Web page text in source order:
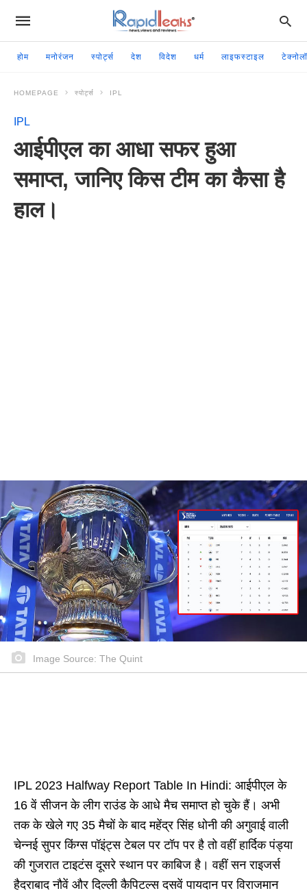
होम मनोरंजन स्पोर्ट्स देश विदेश धर्म लाइफस्टाइल
HOMEPAGE स्पोर्ट्स IPL
IPL
आईपीएल का आधा सफर हुआ
समाप्त, जानिए किस टीम का कैसा है
हाल।
Image Source: The Quint
IPL 2023 Halfway Report Table In Hindi: आईपीएल के
16 वें सीजन के लीग राउंड के आधे मैच समाप्त हो चुके हैं। अभी
तक के खेले गए 35 मैचों के बाद महेंद्र सिंह धोनी की अगुवाई वाली
चेन्नई सुपर किंग्स पॉइंट्स टेबल पर टॉप पर है तो वहीं हार्दिक पंड्या
की गुजरात टाइटंस दूसरे स्थान पर काबिज है। वहीं सन राइजर्स
हैदराबाद नौवें और दिल्ली कैपिटल्स दसवें पायदान पर विराजमान